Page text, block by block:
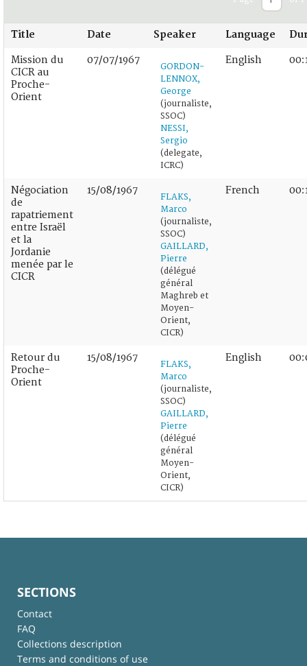
Title Date Speaker Language
Mission du
CICR au
Proche-
Orient
07/07/1967
GORDON-
LENNOX,
George
(journaliste,
SSOC)
NESSI,
Sergio
(delegate,
ICRC)
English
Négociation
de
rapatriement
entre Israël
et la
Jordanie
menée par le
CICR
15/08/1967
FLAKS,
Marco
(journaliste,
SSOC)
GAILLARD,
Pierre
(délégué
général
Maghreb et
Moyen-
Orient,
CICR)
French
Retour du
Proche-
Orient
15/08/1967
FLAKS,
Marco
(journaliste,
SSOC)
GAILLARD,
Pierre
(délégué
général
Moyen-
Orient,
CICR)
English
SECTIONS
Contact
FAQ
Collections description
Terms and conditions of use